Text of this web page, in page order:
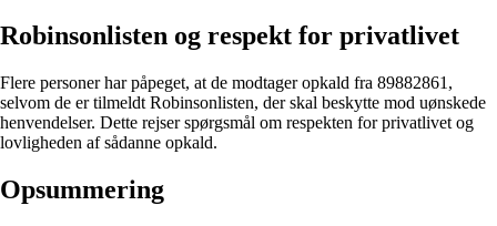
Robinsonlisten og respekt for privatlivet
Flere personer har påpeget, at de modtager opkald fra 89882861,
selvom de er tilmeldt Robinsonlisten, der skal beskytte mod uønskede
henvendelser. Dette rejser spørgsmål om respekten for privatlivet og
lovligheden af sådanne opkald.
Opsummering